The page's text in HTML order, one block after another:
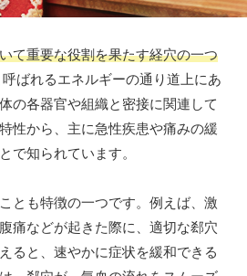
て重要な役割を果たす経穴の一つ
ばれるエネルギーの通り道上にあ
の各器官や組織と密接に関連して
性から、主に急性疾患や痛みの緩
で知られています。
ことも特徴の一つです。例えば、激
痛などが起きた際に、適切な郄穴
ると、速やかに症状を緩和できる